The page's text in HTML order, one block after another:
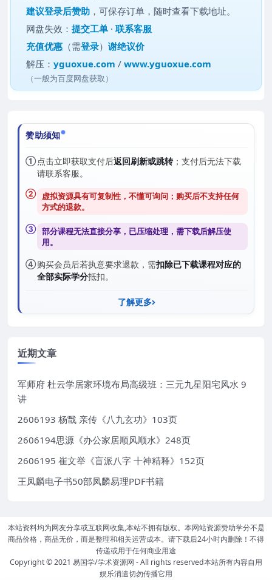
建议登录后赞助 ，可保存订单，随时查看下载地址。
网盘失效：提交工单 ·联系客服
充值优惠 （需登录）谢绝议价
解压：yguoxue.com /www.yguoxue.com
（一般为百度网盘获取）
赞助须知
① 点击立即获取支付后返回刷新或跳转；支付后无法下载
请联系客服。
② 虚拟资源具有可复制性，不懂可询问；购买后不支持任何
方式的退款。
③ 部分课程无法直接分享，已压缩处理，需下载后解压使
用。
④购买会员后若执意要求退款，需扣除已下载课程对应的
全部实际学分抵扣。
了解更多
近期文章
军师府 杜云学居家环境布局高级班：三元九星阳宅风水 9
讲
2606193 杨戬 亲传《八九玄功》103页
2606194思源《办公家居顺风顺水》248页
2606195 崔文举《盲派八字 十神精释》152页
王凤麟电子书50部凤麟易理PDF书籍
本站资料均为网友分享或互联网收集,本站不拥有版权。本网站资源赞助学分不是
商品价格，商品无价，而是整理和相关运营成本。请下载后24小时内删除！不得
传递或用于任何商业用途
Copyright © 2021 易国学/学术资源网 - All rights reserved本站所有内容自用
娱乐消遣切勿传播它用